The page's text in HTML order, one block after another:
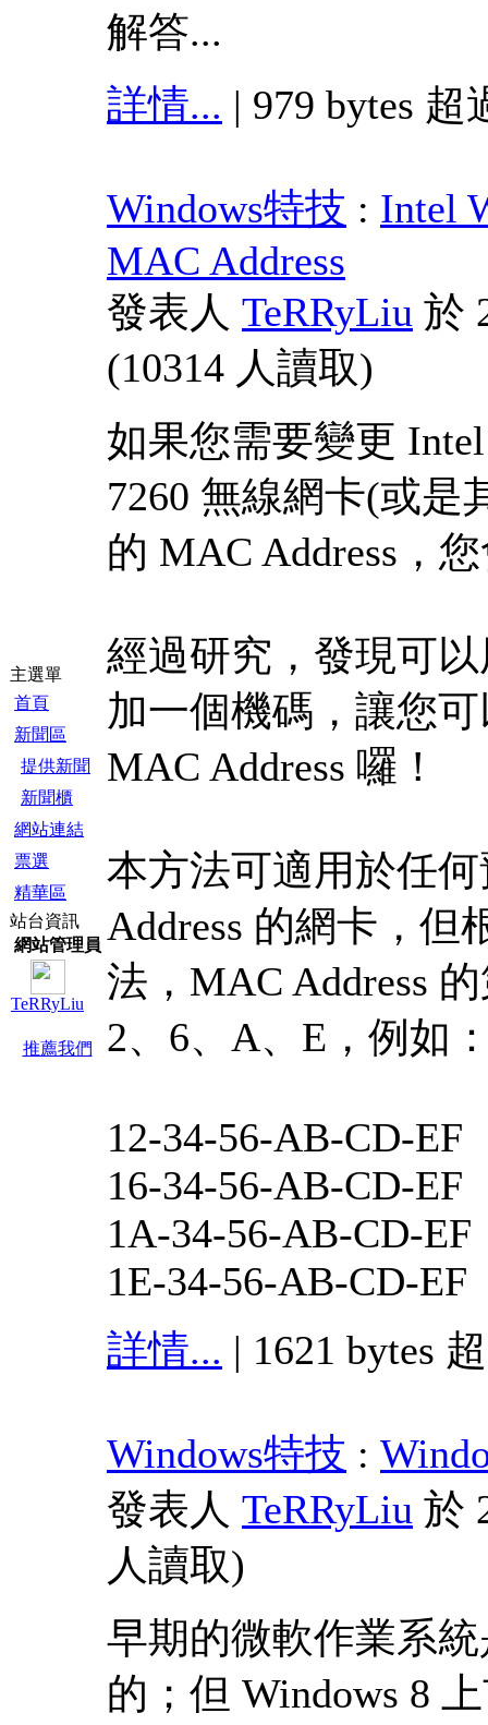
主選單
首頁
新聞區
提供新聞
新聞櫃
網站連結
票選
精華區
站台資訊
網站管理員
TeRRyLiu
推薦我們
解答...
詳情... | 979 bytes 超
Windows特技 : Intel
MAC Address
發表人 TeRRyLiu 於
(10314 人讀取)
如果您需要變更
7260 無線網卡(或是
的 MAC Address，
經過研究，發現可
加一個機碼，讓您
MAC Address 囉！
本方法可適用於任
Address 的網卡，但
法，MAC Address
2、6、A、E，例如
12-34-56-AB-CD-EF
16-34-56-AB-CD-EF
1A-34-56-AB-CD-EF
1E-34-56-AB-CD-EF
詳情... | 1621 bytes
Windows特技 :
發表人 TeRRyLiu 於
人讀取)
早期的微軟作業系
的；但 Windows 8